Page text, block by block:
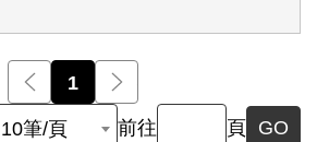
前一頁
1
10筆/頁 前往 頁 GO